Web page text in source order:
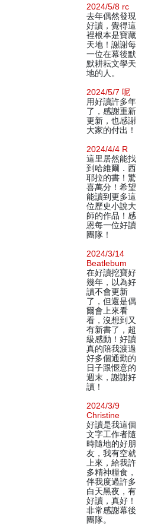
2024/5/8 rc
去年偶然發現
好讀，覺得這
裡根本是寶藏
天地！謝謝每
一位在幕後默
默耕耘文學天
地的人。
2024/5/7 呢
用好讀許多年
了，感謝重新
更新，也感謝
大家的付出！
2024/4/4 R
這里居然能找
到哈維爾．西
耶拉的書！驚
喜萬分！希望
能讀到更多這
位歷史小說大
師的作品！感
恩每一位好讀
團隊！
2024/3/14
Beatlebum
在好讀挖寶好
幾年，以為好
讀不會更新
了，但還是偶
爾會上來看
看，沒想到又
有新書了，超
級感動！好讀
真的陪我渡過
好多個通勤的
日子跟愜意的
週末，謝謝好
讀！
2024/3/9
Christine
好讀是我這個
文字工作者隨
時隨地的好朋
友，我有空就
上來，給我許
多精神糧食，
伴我度過許多
白天黑夜，有
好讀，真好！
非常感謝幕後
團隊。